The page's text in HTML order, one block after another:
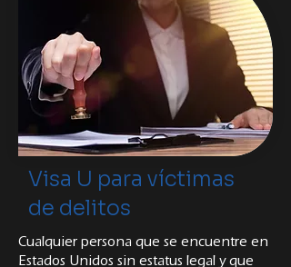
Visa U para víctimas
de delitos
Cualquier persona que se encuentre en
Estados Unidos sin estatus legal y que